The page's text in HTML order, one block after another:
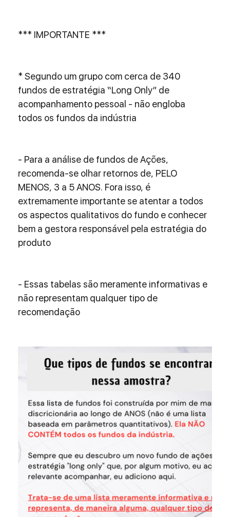
*** IMPORTANTE ***
* Segundo um grupo com cerca de 340
fundos de estratégia “Long Only” de
acompanhamento pessoal - não engloba
todos os fundos da indústria
- Para a análise de fundos de Ações,
recomenda-se olhar retornos de, PELO
MENOS, 3 a 5 ANOS. Fora isso, é
extremamente importante se atentar a todos
os aspectos qualitativos do fundo e conhecer
bem a gestora responsável pela estratégia do
produto
- Essas tabelas são meramente informativas e
não representam qualquer tipo de
recomendação